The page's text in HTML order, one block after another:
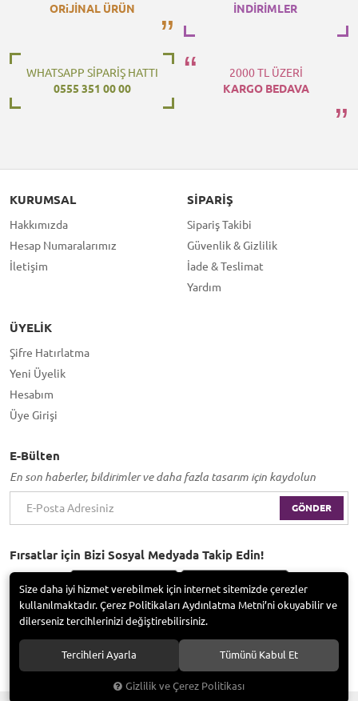
ORiJİNAL ÜRÜN
İNDİRİMLER
WHATSAPP SİPARİŞ HATTI
0555 351 00 00
2000 TL ÜZERİ
KARGO BEDAVA
KURUMSAL
Hakkımızda
Hesap Numaralarımız
İletişim
SIPARIŞ
Sipariş Takibi
Güvenlik & Gizlilik
İade & Teslimat
Yardım
ÜYELIK
Şifre Hatırlatma
Yeni Üyelik
Hesabım
Üye Girişi
E-Bülten
En son haberler, bildirimler ve daha fazla tasarım için kaydolun
GÖNDER
Fırsatlar için Bizi Sosyal Medyada Takip Edin!
Bayramoğlu Group / Adem Tufan Kocabaş. Tüm hakları saklıdır.
Size daha iyi hizmet verebilmek için internet sitemizde çerezler
kullanılmaktadır. Çerez Politikaları Aydınlatma Metni’ni okuyabilir ve
dilerseniz tercihlerinizi değiştirebilirsiniz.
Tercihleri Ayarla Tümünü Kabul Et
Gizlilik ve Çerez Politikası